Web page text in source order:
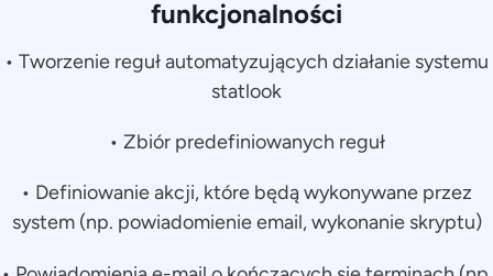
funkcjonalności
• Tworzenie reguł automatyzujących działanie systemu
statlook
• Zbiór predefiniowanych reguł
• Definiowanie akcji, które będą wykonywane przez
system (np. powiadomienie email, wykonanie skryptu)